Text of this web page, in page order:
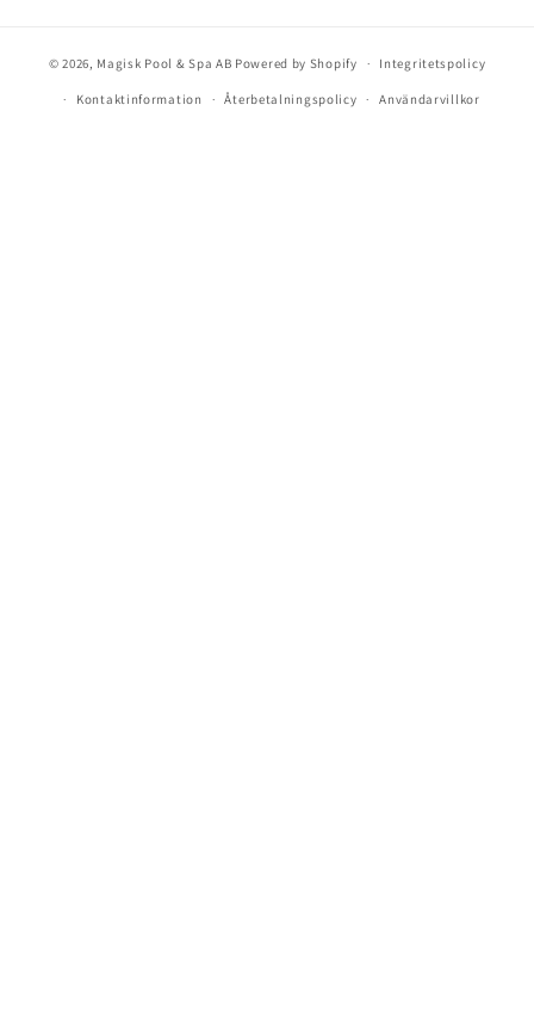
© 2026, Magisk Pool & Spa AB Powered by Shopify Integritetspolicy
Kontaktinformation Återbetalningspolicy Användarvillkor